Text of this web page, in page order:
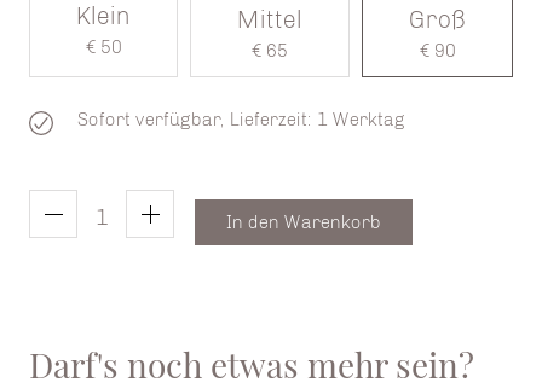
Groß
€ 90
Klein
€ 50
Mittel
€ 65
Sofort verfügbar, Lieferzeit: 1 Werktag
In den Warenkorb
Darf's noch etwas mehr sein?